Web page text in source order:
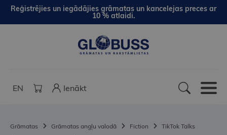
Reģistrējies un iegādājies grāmatas un kancelejas preces ar
10 % atlaidi.
EN Ienākt
Grāmatas Grāmatas angļu valodā Fiction
TikTok Talks